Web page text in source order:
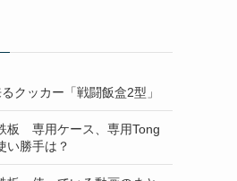
クッカー「戦闘飯盒2型」
板 専用ケース、専用Tong
い勝手は？